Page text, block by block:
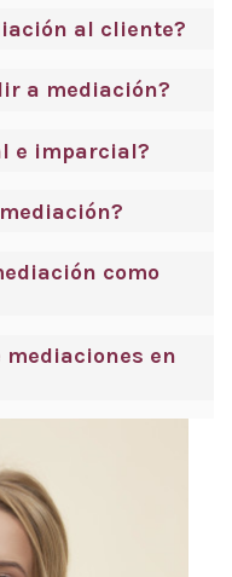
al cliente?
a mediación?
e imparcial?
como
en